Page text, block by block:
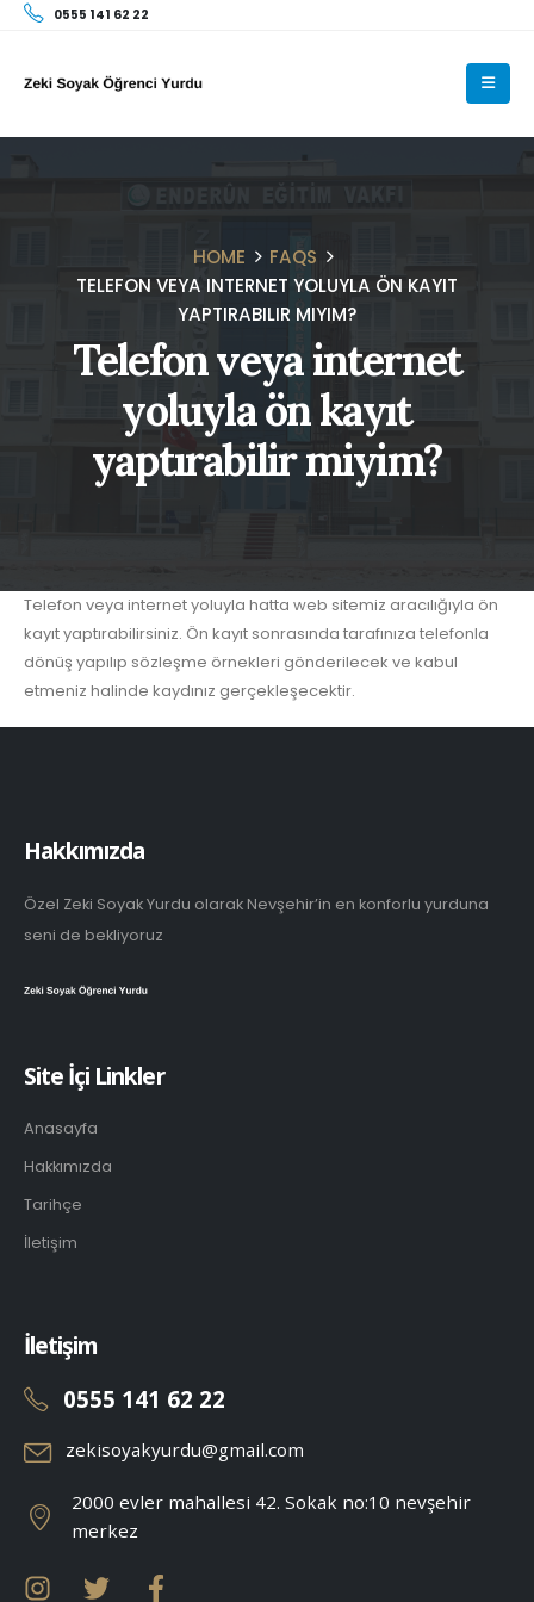
0555 141 62 22
HOME
FAQS
TELEFON VEYA INTERNET YOLUYLA ÖN KAYIT
YAPTIRABILIR MIYIM?
Telefon veya internet
yoluyla ön kayıt
yaptırabilir miyim?
Telefon veya internet yoluyla hatta web sitemiz aracılığıyla ön
kayıt yaptırabilirsiniz. Ön kayıt sonrasında tarafınıza telefonla
dönüş yapılıp sözleşme örnekleri gönderilecek ve kabul
etmeniz halinde kaydınız gerçekleşecektir.
Hakkımızda
Özel Zeki Soyak Yurdu olarak Nevşehir’in en konforlu yurduna
seni de bekliyoruz
Site İçi Linkler
Anasayfa
Hakkımızda
Tarihçe
İletişim
İletişim
0555 141 62 22
zekisoyakyurdu@gmail.com
2000 evler mahallesi 42. Sokak no:10 nevşehir
merkez